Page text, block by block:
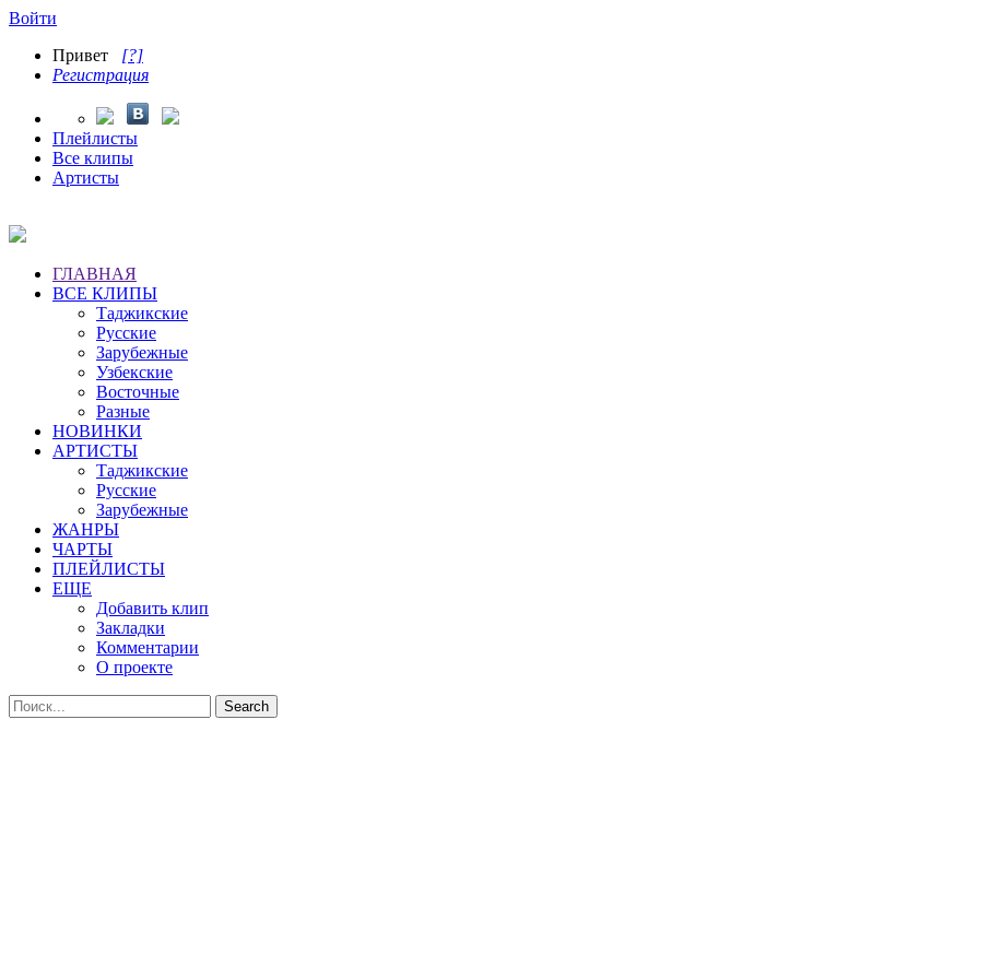
Войти
Привет [?]
Регистрация
Плейлисты
Все клипы
Артисты
ГЛАВНАЯ
ВСЕ КЛИПЫ
Таджикские
Русские
Зарубежные
Узбекские
Восточные
Разные
НОВИНКИ
АРТИСТЫ
Таджикские
Русские
Зарубежные
ЖАНРЫ
ЧАРТЫ
ПЛЕЙЛИСТЫ
ЕЩЕ
Добавить клип
Закладки
Комментарии
О проекте